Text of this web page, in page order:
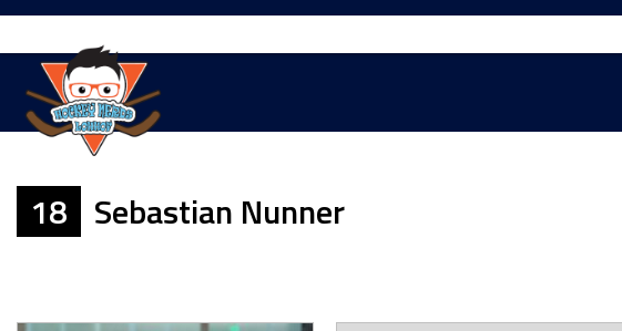
Springe
Inhalt
18 Sebastian Nunner